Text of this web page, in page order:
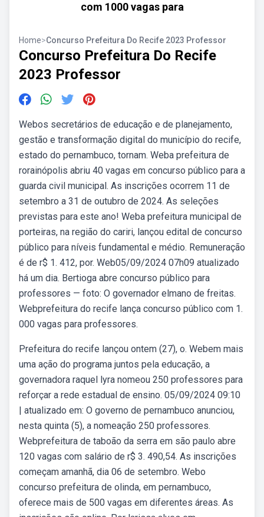
com 1000 vagas para
Home>Concurso Prefeitura Do Recife 2023 Professor
Concurso Prefeitura Do Recife
2023 Professor
Webos secretários de educação e de planejamento,
gestão e transformação digital do município do recife,
estado do pernambuco, tornam. Weba prefeitura de
rorainópolis abriu 40 vagas em concurso público para a
guarda civil municipal. As inscrições ocorrem 11 de
setembro a 31 de outubro de 2024. As seleções
previstas para este ano! Weba prefeitura municipal de
porteiras, na região do cariri, lançou edital de concurso
público para níveis fundamental e médio. Remuneração
é de r$ 1. 412, por. Web05/09/2024 07h09 atualizado
há um dia. Bertioga abre concurso público para
professores — foto: O governador elmano de freitas.
Webprefeitura do recife lança concurso público com 1.
000 vagas para professores.
Prefeitura do recife lançou ontem (27), o. Webem mais
uma ação do programa juntos pela educação, a
governadora raquel lyra nomeou 250 professores para
reforçar a rede estadual de ensino. 05/09/2024 09:10
| atualizado em: O governo de pernambuco anunciou,
nesta quinta (5), a nomeação 250 professores.
Webprefeitura de taboão da serra em são paulo abre
120 vagas com salário de r$ 3. 490,54. As inscrições
começam amanhã, dia 06 de setembro. Webo
concurso prefeitura de olinda, em pernambuco,
oferece mais de 500 vagas em diferentes áreas. As